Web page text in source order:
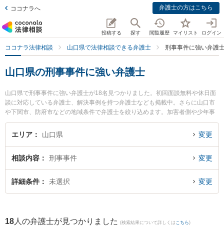
ココナラへ 弁護士の方はこちら
投稿する 探す 閲覧履歴 マイリスト ログイン
ココナラ法律相談 山口県で法律相談できる弁護士 刑事事件に強い弁護
山口県の刑事事件に強い弁護士
山口県で刑事事件に強い弁護士が18名見つかりました。初回面談無料や休日面
談に対応している弁護士、解決事例を持つ弁護士なども掲載中。さらに山口市
や下関市、防府市などの地域条件で弁護士を絞り込めます。加害者側や少年事
件、再犯・前科あり等の細かな分野での絞り込み検索もでき便利です。特に弁
護士法人ラグーンの湊 奈都美弁護士やベリーベスト法律事務所 山口オフィスの
た刑事事件のトラブルを今すぐに弁護士に相談したい』『刑事事件のトラブル
解決の実績豊富な近くの弁護士を検索したい』『初回相談無料で刑事事件を法
律相談できる山口県内の弁護士に相談予約したい』などでお困りの相談者さん
エリア 山口県 変更
相談内容 刑事事件 変更
詳細条件 未選択 変更
18 人の弁護士が見つかりました (検索結果について詳しくは こちら)